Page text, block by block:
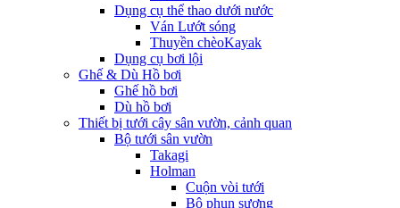
Dụng cụ thể thao dưới nước
Ván Lướt sóng
Thuyền chèoKayak
Dụng cụ bơi lội
Ghế & Dù Hồ bơi
Ghế hồ bơi
Dù hồ bơi
Thiết bị tưới cây sân vườn, cảnh quan
Bộ tưới sân vườn
Takagi
Holman
Cuộn vòi tưới
Bộ phun sương